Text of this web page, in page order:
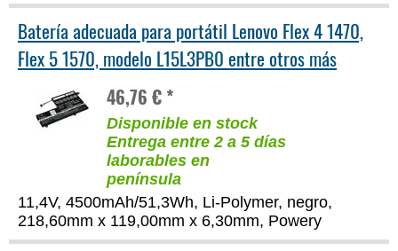
Batería adecuada para portátil Lenovo Flex 4 1470,
Flex 5 1570, modelo L15L3PB0 entre otros más
46,76 € *
Disponible en stock
Entrega entre 2 a 5 días
laborables en
península
11,4V, 4500mAh/51,3Wh, Li-Polymer, negro,
218,60mm x 119,00mm x 6,30mm, Powery